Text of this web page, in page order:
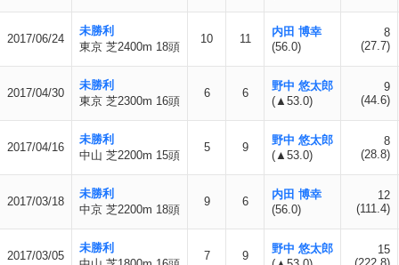
2017/06/24
未勝利
東京 芝2400m 18頭
10 11
内田 博幸
(56.0)
8
(27.7)
2017/04/30
未勝利
東京 芝2300m 16頭
6 6
野中 悠太郎
(▲53.0)
9
(44.6)
2017/04/16
未勝利
中山 芝2200m 15頭
5 9
野中 悠太郎
(▲53.0)
8
(28.8)
2017/03/18
未勝利
中京 芝2200m 18頭
9 6
内田 博幸
(56.0)
12
(111.4)
2017/03/05
未勝利
7 9
野中 悠太郎
15